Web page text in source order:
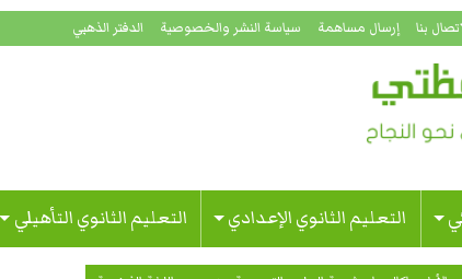
بنا إرسال مساهمة سياسة النشر والخصوصية الدفتر الذهبي
التعليم الثانوي الإعدادي التعليم الثانوي التأهيلي